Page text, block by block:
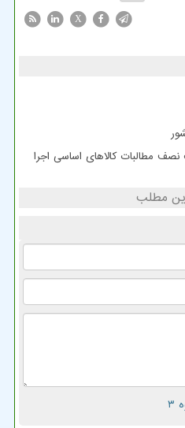
X
مطالبات کالاهای اساسی اجرا
مطلب